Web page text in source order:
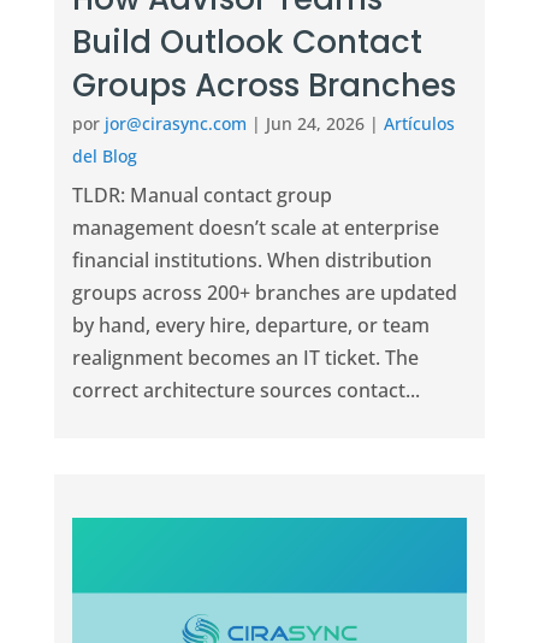
Build Outlook Contact
Groups Across Branches
por jor@cirasync.com | Jun 24, 2026| Artículos
del Blog
TLDR: Manual contact group
management doesn’t scale at enterprise
financial institutions. When distribution
groups across 200+ branches are updated
by hand, every hire, departure, or team
realignment becomes an IT ticket. The
correct architecture sources contact...